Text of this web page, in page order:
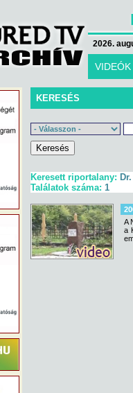
2026.
VIDEÓK
KERESÉS
Keresett riportalany:
Találatok száma: 1
A
a